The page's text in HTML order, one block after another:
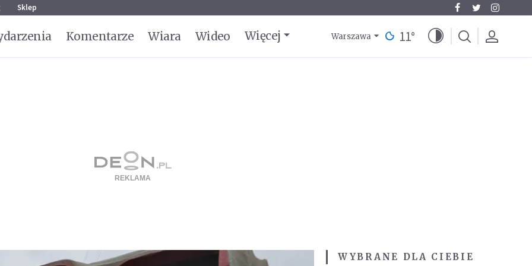
Sklep
Komentarze Wiara Wideo Więcej Warszawa 11°
WYBRANE DLA CIEBIE